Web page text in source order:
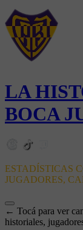
LA
BOCA
ESTADÍSTICAS
JUGADORES,
← Tocá para ver
historiales,